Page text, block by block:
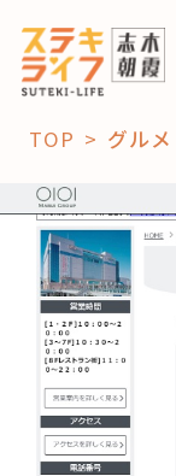
「場」
TOP グルメ